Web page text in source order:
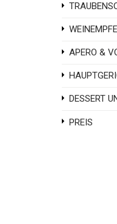
APERO &
DESSERT
PREIS